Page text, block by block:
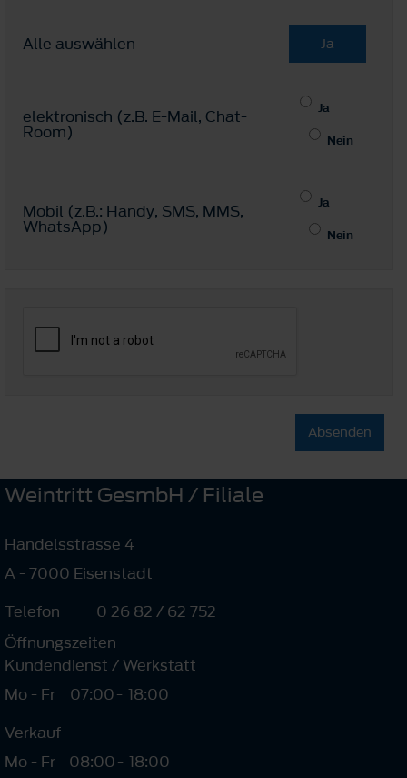
Alle auswählen Ja
elektronisch (z.B. E-Mail, Chat-
Room)
Ja
Nein
Mobil (z.B.: Handy, SMS, MMS,
WhatsApp)
Ja
Nein
Absenden
Weintritt GesmbH / Filiale
Handelsstrasse 4
A - 7000 Eisenstadt
Telefon
0 26 82 / 62 752
Öffnungszeiten
Kundendienst / Werkstatt
Mo - Fr
07:00- 18:00
Verkauf
Mo - Fr
08:00- 18:00